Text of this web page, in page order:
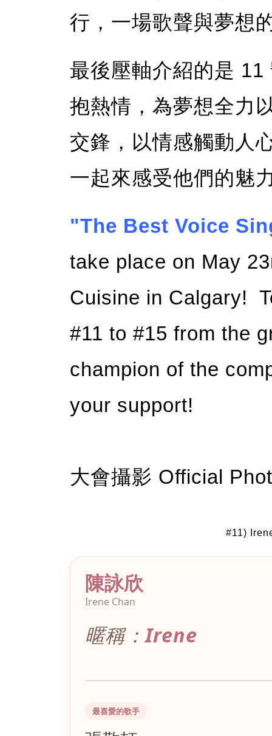
行，一場歌聲與夢想
最後壓軸介紹的是
抱熱情，為夢想全力
交鋒，以情感觸動人
一起來感受他們的魅
"The Best Voice
take place on May
Cuisine in Calgary!
#11 to #15 from the
champion of the
your support!
大會攝影 Official
#11)
陳詠欣
Irene Chan
暱稱：Irene
最喜愛的歌手